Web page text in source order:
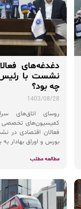
دغدغه‌های
نشست با
چه بود؟
1403/08/28
روسای اتاق‌های
کمیسیون‌های تخصصی
فعالان اقتصادی در
بورس و اوراق بهادار به
مطالعه مطلب